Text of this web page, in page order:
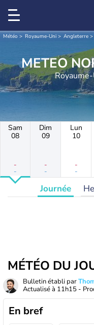
Météo Royaume-Uni Angleterre
Sam
08
-
-
Dim
09
-
-
Lun
10
-
-
Journée
MÉTÉO DU
Bulletin établi par
Actualisé à 11h15 -
En bref